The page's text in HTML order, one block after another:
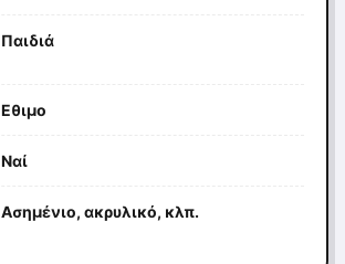
Παιδιά
Εθιμο
Ναί
Ασημένιο, ακρυλικό, κλπ.